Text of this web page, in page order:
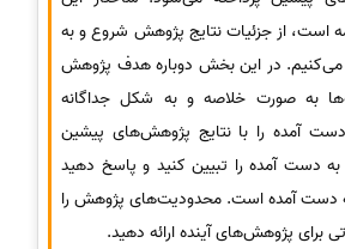
از جزئیات نتایج پژوهش شروع و به
در این بخش دوباره هدف پژوهش
به صورت خلاصه و به شکل جداگانه
آمده را با نتایج پژوهش‌های پیشین
به دست آمده را تبیین کنید و پاسخ دهید
دست آمده است. محدودیت‌های پژوهش را
برای پژوهش‌های آینده ارائه دهید.